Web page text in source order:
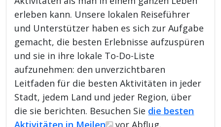
erleben kann. Unsere lokalen Reiseführer
und Unterstützer haben es sich zur Aufgabe
gemacht, die besten Erlebnisse aufzuspüren
und sie in ihre lokale To-Do-Liste
aufzunehmen: den unverzichtbaren
Leitfaden für die besten Aktivitäten in jeder
Stadt, jedem Land und jeder Region, über
die sie berichten. Besuchen Sie die besten
Aktivitäten in Meilen
vor Abflug.